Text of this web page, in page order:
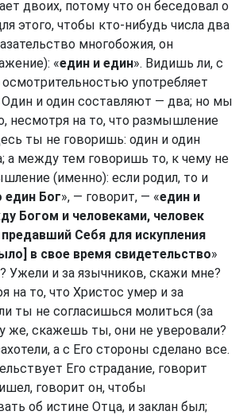
двоих, потому что он беседовал о
этого, чтобы кто-нибудь числа два
многобожия, он
«един и един». Видишь ли, с
употребляет
Один и один составляют — два; но мы
несмотря на то, что размышление
ты не говоришь: один и один
а между тем говоришь то, к чему не
(именно): если родил, то и
един Бог», — говорит, — «един и
Богом и человеками, человек
Себя для искупления
в свое время свидетельство»
Ужели и за язычников, скажи мне?
на то, что Христос умер и за
ты не согласишься молиться (за
же, скажешь ты, они не уверовали?
а с Его стороны сделано все.
Его страдание, говорит
говорит он, чтобы
об истине Отца, и заклан был;